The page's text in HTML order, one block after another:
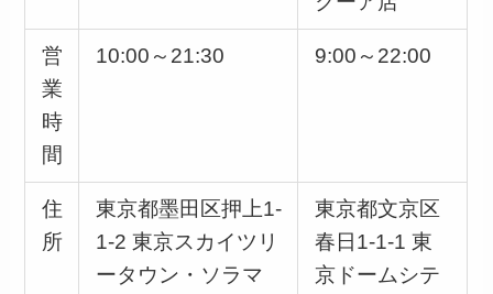
営
業
時
間
10:00～21:30 9:00～22:00
住
所
東京都墨田区押上1-
1-2 東京スカイツリ
ータウン・ソラマ
東京都文京区
春日1-1-1 東
京ドームシテ